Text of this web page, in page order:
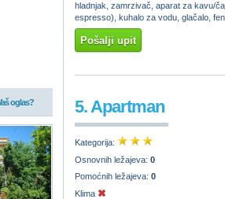
hladnjak, zamrzivač, aparat za kavu/
espresso), kuhalo za vodu, glačalo,
Pošalji upit
5. Apartman
Kategorija:
Osnovnih ležajeva: 0
Pomoćnih ležajeva: 0
Klima
oglas?